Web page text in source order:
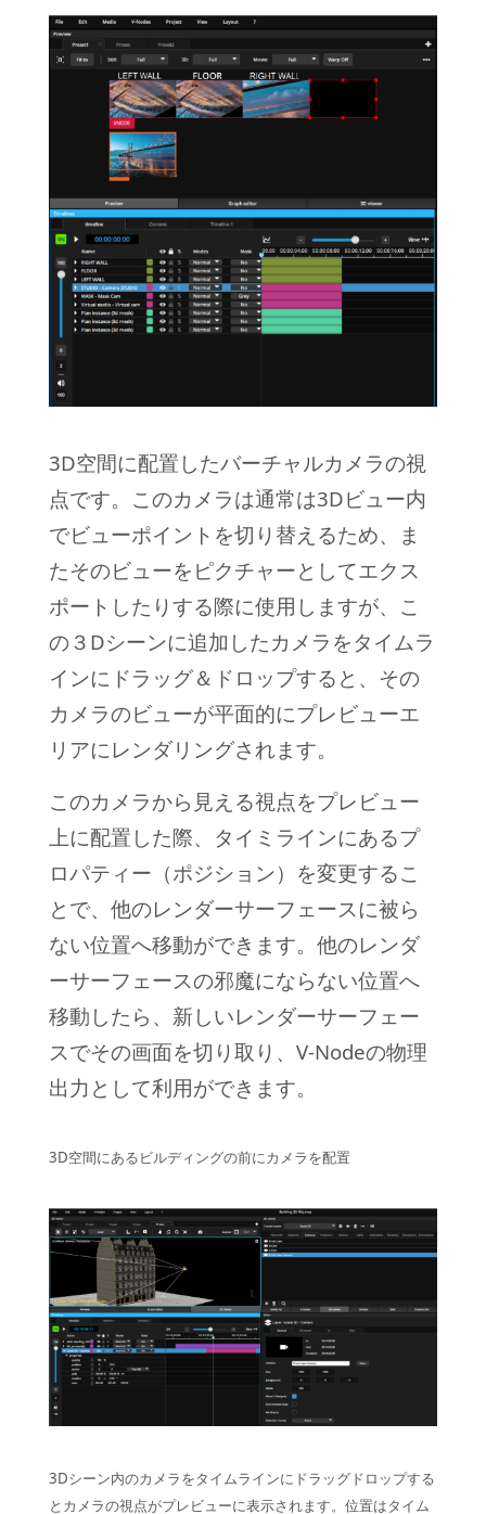
3D空間に配置したバーチャルカメラの視
点です。このカメラは通常は3Dビュー内
でビューポイントを切り替えるため、ま
たそのビューをピクチャーとしてエクス
ポートしたりする際に使用しますが、こ
の３Dシーンに追加したカメラをタイムラ
インにドラッグ＆ドロップすると、その
カメラのビューが平面的にプレビューエ
リアにレンダリングされます。
このカメラから見える視点をプレビュー
上に配置した際、タイミラインにあるプ
ロパティー（ポジション）を変更するこ
とで、他のレンダーサーフェースに被ら
ない位置へ移動ができます。他のレンダ
ーサーフェースの邪魔にならない位置へ
移動したら、新しいレンダーサーフェー
スでその画面を切り取り、V-Nodeの物理
出力として利用ができます。
3D空間にあるビルディングの前にカメラを配置
3Dシーン内のカメラをタイムラインにドラッグドロップする
とカメラの視点がプレビューに表示されます。位置はタイム